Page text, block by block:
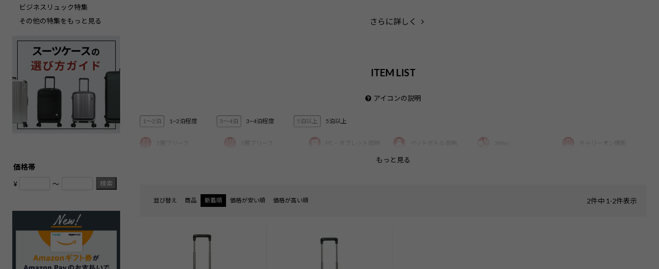
ビジネスリュック特集
その他の特集をもっと見る
価格帯
¥ 〜 検索
さらに詳しく
ITEM LIST
アイコンの説明
1〜2泊 1~2泊程度 3〜4泊 3~4泊程度 5泊以上 5泊以上
2層ブリーフ 3層ブリーフ PC・タブレット収納 ペットボトル収納 キャリーオン機能
もっと見る
並び替え 商品 新着順 価格が安い順 価格が高い順 2件中 1 -2件表示